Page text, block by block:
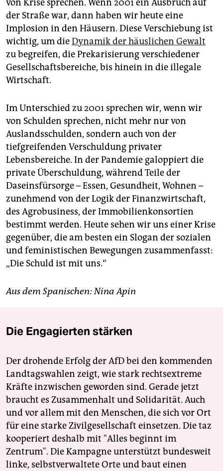
von Krise sprechen. Wenn 2001 ein Ausbruch auf
der Straße war, dann haben wir heute eine
Implosion in den Häusern. Diese Verschiebung ist
wichtig, um dieDynamik der häuslichen Gewalt
zu begreifen, die Prekarisierung verschiedener
Gesellschaftsbereiche, bis hinein in die illegale
Wirtschaft.
Im Unterschied zu 2001 sprechen wir, wenn wir
von Schulden sprechen, nicht mehr nur von
Auslandsschulden, sondern auch von der
tiefgreifenden Verschuldung privater
Lebensbereiche. In der Pandemie galoppiert die
private Überschuldung, während Teile der
Daseinsfürsorge – Essen, Gesundheit, Wohnen –
zunehmend von der Logik der Finanzwirtschaft,
des Agrobusiness, der Immobilienkonsortien
bestimmt werden. Heute sehen wir uns einer Krise
gegenüber, die am besten ein Slogan der sozialen
und feministischen Bewegungen zusammenfasst:
„Die Schuld ist mit uns.“
Aus dem Spanischen: Nina Apin
Die Engagierten stärken
Der drohende Erfolg der AfD bei den kommenden
Landtagswahlen zeigt, wie stark rechtsextreme
Kräfte inzwischen geworden sind. Gerade jetzt
braucht es Zusammenhalt und Solidarität. Auch
und vor allem mit den Menschen, die sich vor Ort
für eine starke Zivilgesellschaft einsetzen. Die taz
kooperiert deshalb mit "Alles beginnt im
Zentrum". Die Kampagne unterstützt bundesweit
linke, selbstverwaltete Orte und baut einen